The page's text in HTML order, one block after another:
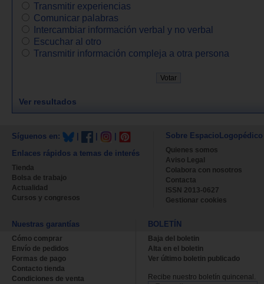
Transmitir experiencias
Comunicar palabras
Intercambiar información verbal y no verbal
Escuchar al otro
Transmitir información compleja a otra persona
Ver resultados
Síguenos en:
Enlaces rápidos a temas de interés
Tienda
Bolsa de trabajo
Actualidad
Cursos y congresos
Sobre EspacioLogopédico
Quienes somos
Aviso Legal
Colabora con nosotros
Contacta
ISSN 2013-0627
Gestionar cookies
Nuestras garantías
Cómo comprar
Envío de pedidos
Formas de pago
Contacto tienda
Condiciones de venta
BOLETÍN
Baja del boletin
Alta en el boletin
Ver último boletin publicado
Recibe nuestro boletín quincenal.